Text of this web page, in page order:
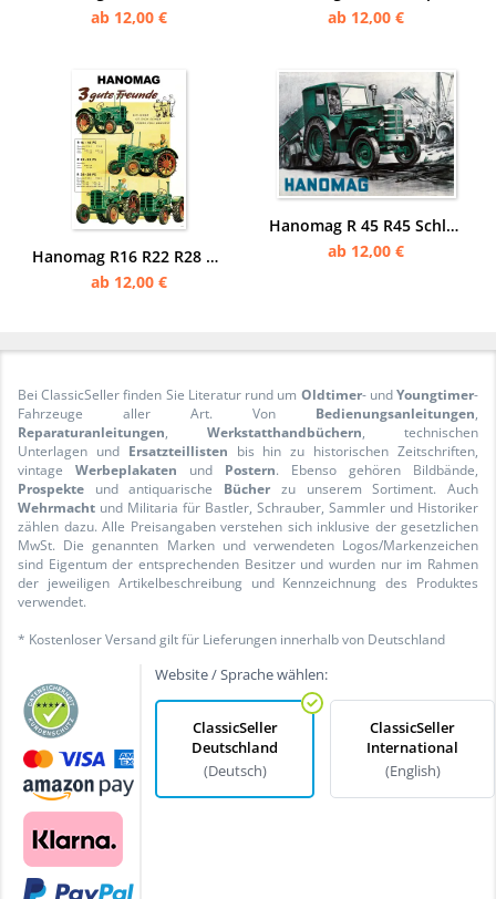
ab 12,00 €
ab 12,00 €
Hanomag R16 R22 R28 R 16 22 28 Traktor Diesel Schlepper Reklame Werbung Poster Plakat Schild Bild
ab 12,00 €
Hanomag R 45 R45 Schlepper Traktor Diesel Reklame Poster Plakat
ab 12,00 €
Bei ClassicSeller finden Sie Literatur rund um Oldtimer- undYoungtimer-
Fahrzeuge aller Art. Von Bedienungsanleitungen,
Reparaturanleitungen, Werkstatthandbüchern, technischen
Unterlagen und Ersatzteillisten bis hin zu historischen Zeitschriften,
vintage Werbeplakaten und Postern. Ebenso gehören Bildbände,
Prospekte und antiquarische Bücher zu unserem Sortiment. Auch
Wehrmacht und Militaria für Bastler, Schrauber, Sammler und Historiker
zählen dazu. Alle Preisangaben verstehen sich inklusive der gesetzlichen
MwSt. Die genannten Marken und verwendeten Logos/Markenzeichen
sind Eigentum der entsprechenden Besitzer und wurden nur im Rahmen
der jeweiligen Artikelbeschreibung und Kennzeichnung des Produktes
verwendet.
* Kostenloser Versand gilt für Lieferungen innerhalb von Deutschland
Website / Sprache wählen:
ClassicSeller
Deutschland
(Deutsch)
ClassicSeller
International
(English)